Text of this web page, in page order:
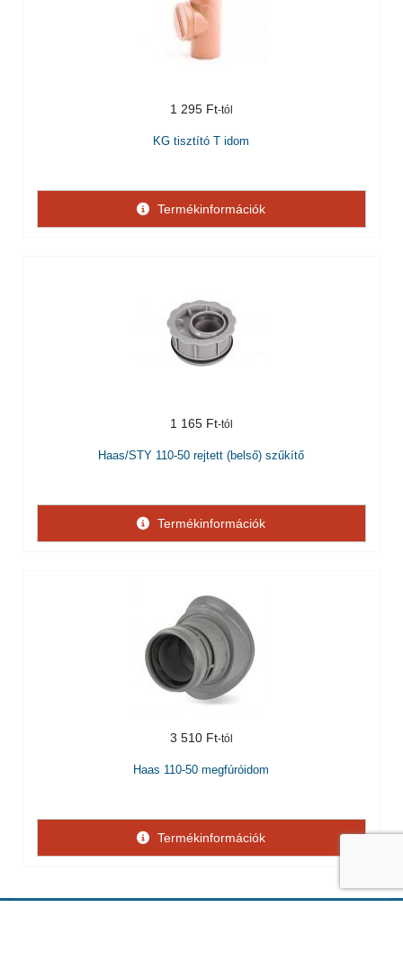
1 295 Ft
KG tisztító T idom
Termékinformációk
1 165 Ft
Haas/STY 110-50 rejtett (belső) szűkítő
Termékinformációk
3 510 Ft
Haas 110-50 megfúróidom
Termékinformációk